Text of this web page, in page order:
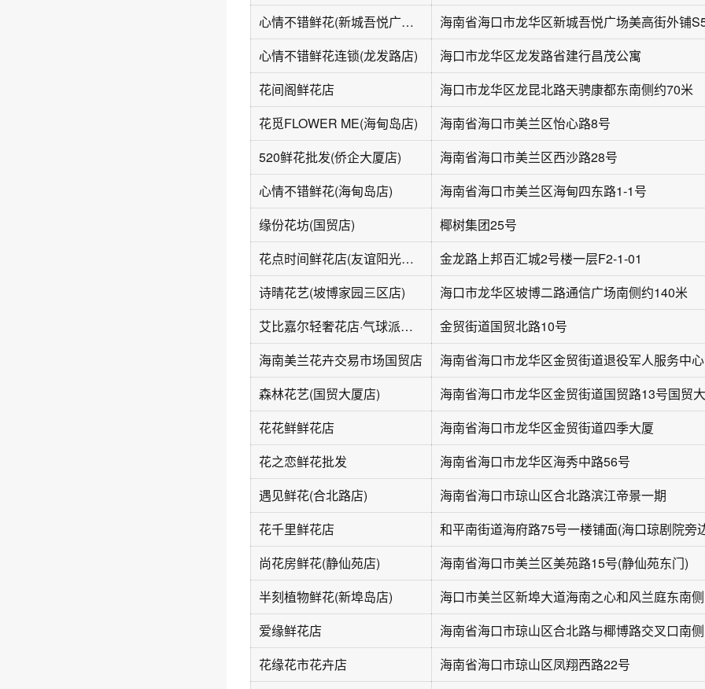
心情不错鲜花(新城吾悦广场店)
心情不错鲜花连锁(龙发路店)
海口市龙华区龙发路省建行昌茂公寓
花间阁鲜花店
海口市龙华区龙昆北路天骋康都东南侧约70米
花觅FLOWER ME(海甸岛店)
海南省海口市美兰区怡心路8号
520鲜花批发(侨企大厦店)
海南省海口市美兰区西沙路28号
心情不错鲜花(海甸岛店)
海南省海口市美兰区海甸四东路1-1号
缘份花坊(国贸店)
椰树集团25号
花点时间鲜花店(友谊阳光城店)
金龙路上邦百汇城2号楼一层F2-1-01
诗晴花艺(坡博家园三区店)
海口市龙华区坡博二路通信广场南侧约140米
艾比嘉尔轻奢花店·气球派对(海口店)
金贸街道国贸北路10号
海南美兰花卉交易市场国贸店
海南省海口市龙华区金贸街道退役军人服务中
森林花艺(国贸大厦店)
花花鲜鲜花店
海南省海口市龙华区金贸街道四季大厦
花之恋鲜花批发
海南省海口市龙华区海秀中路56号
遇见鲜花(合北路店)
海南省海口市琼山区合北路滨江帝景一期
花千里鲜花店
和平南街道海府路75号一楼铺面(海口琼剧院旁
尚花房鲜花(静仙苑店)
海南省海口市美兰区美苑路15号(静仙苑东门)
半刻植物鲜花(新埠岛店)
爱缘鲜花店
花缘花市花卉店
海南省海口市琼山区凤翔西路22号